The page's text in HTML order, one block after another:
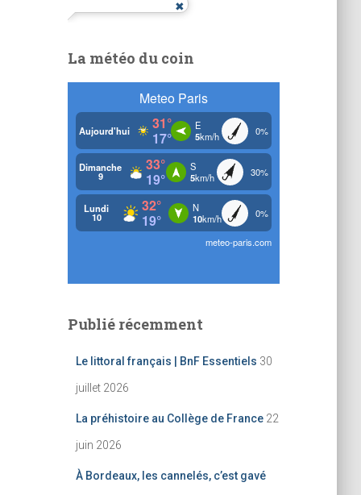
La météo du coin
Publié récemment
Le littoral français | BnF Essentiels 30
juillet 2026
La préhistoire au Collège de France 22
juin 2026
À Bordeaux, les cannelés, c’est gavé